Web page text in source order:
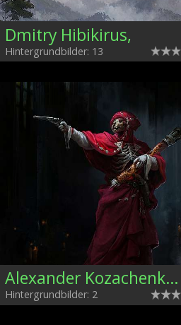
Dmitry Hibikirus,
Hintergrundbilder: 13
Alexander Kozachenko, Ukraine
Hintergrundbilder: 2